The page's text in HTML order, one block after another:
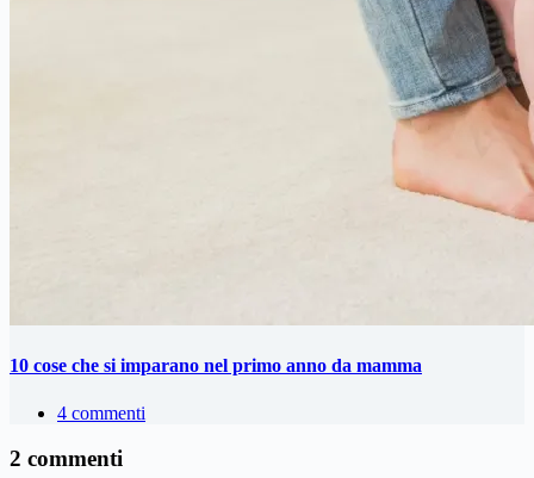
10 cose che si imparano nel primo anno da mamma
4 commenti
2 commenti